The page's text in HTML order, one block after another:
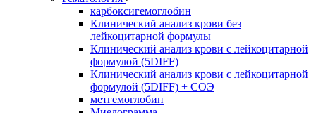
карбоксигемоглобин
Клинический анализ крови без
лейкоцитарной формулы
Клинический анализ крови с лейкоцитарной
формулой (5DIFF)
Клинический анализ крови с лейкоцитарной
формулой (5DIFF) + СОЭ
метгемоглобин